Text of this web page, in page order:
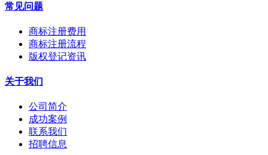
常见问题
商标注册费用
商标注册流程
版权登记资讯
关于我们
公司简介
成功案例
联系我们
招聘信息